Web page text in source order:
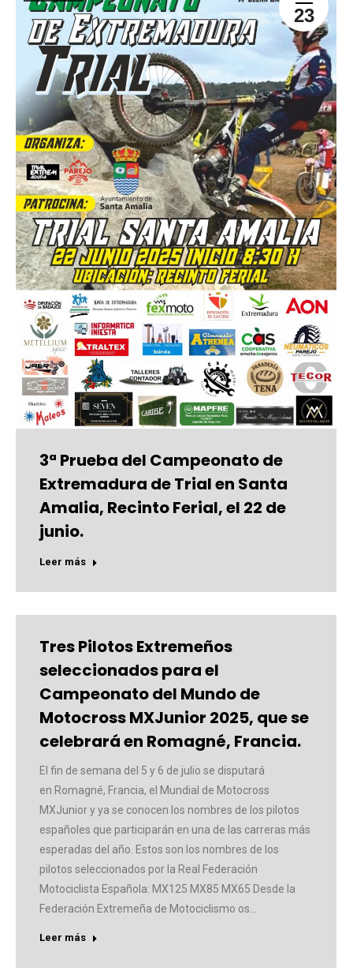
23
3ª Prueba del Campeonato de
Extremadura de Trial en Santa
Amalia, Recinto Ferial, el 22 de
junio.
Leer más
Tres Pilotos Extremeños
seleccionados para el
Campeonato del Mundo de
Motocross MXJunior 2025, que se
celebrará en Romagné, Francia.
El fin de semana del 5 y 6 de julio se disputará
en Romagné, Francia, el Mundial de Motocross
MXJunior y ya se conocen los nombres de los pilotos
españoles que participarán en una de las carreras más
esperadas del año. Estos son los nombres de los
pilotos seleccionados por la Real Federación
Motociclista Española: MX125 MX85 MX65 Desde la
Federación Extremeña de Motociclismo os…
Leer más